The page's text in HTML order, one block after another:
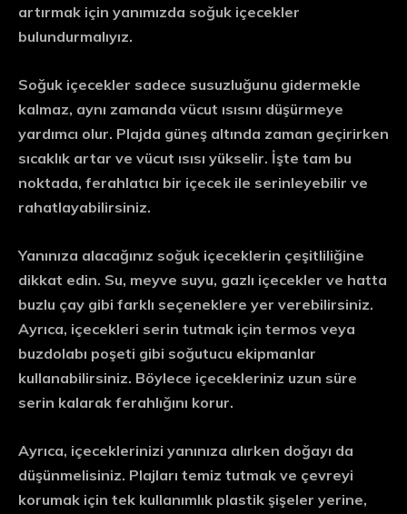
artırmak için yanımızda soğuk içecekler
bulundurmalıyız.
Soğuk içecekler sadece susuzluğunu gidermekle
kalmaz, aynı zamanda vücut ısısını düşürmeye
yardımcı olur. Plajda güneş altında zaman geçirirken
sıcaklık artar ve vücut ısısı yükselir. İşte tam bu
noktada, ferahlatıcı bir içecek ile serinleyebilir ve
rahatlayabilirsiniz.
Yanınıza alacağınız soğuk içeceklerin çeşitliliğine
dikkat edin. Su, meyve suyu, gazlı içecekler ve hatta
buzlu çay gibi farklı seçeneklere yer verebilirsiniz.
Ayrıca, içecekleri serin tutmak için termos veya
buzdolabı poşeti gibi soğutucu ekipmanlar
kullanabilirsiniz. Böylece içecekleriniz uzun süre
serin kalarak ferahlığını korur.
Ayrıca, içeceklerinizi yanınıza alırken doğayı da
düşünmelisiniz. Plajları temiz tutmak ve çevreyi
korumak için tek kullanımlık plastik şişeler yerine,